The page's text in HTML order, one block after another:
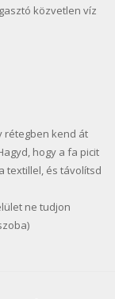
közvetlen víz
rétegben kend át
hogy a fa picit
textillel, és távolítsd
ne tudjon